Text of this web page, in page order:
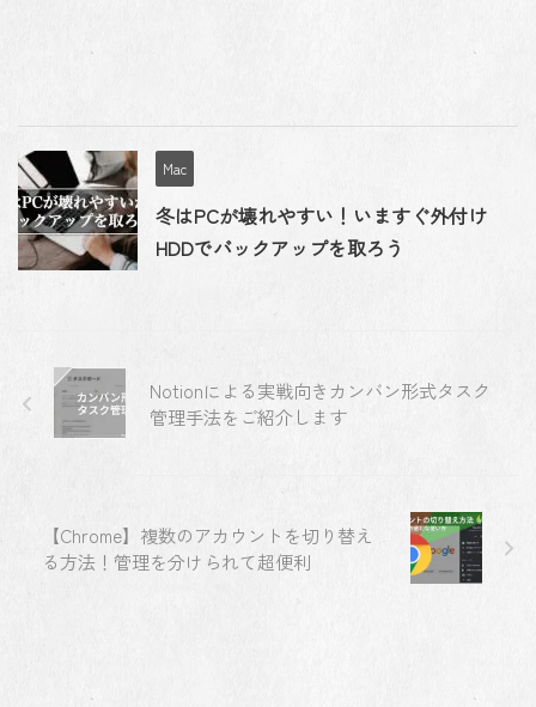
Mac
冬はPCが壊れやすい！いますぐ外付け
HDDでバックアップを取ろう
Notionによる実戦向きカンバン形式タスク
管理手法をご紹介します
【Chrome】複数のアカウントを切り替え
る方法！管理を分けられて超便利